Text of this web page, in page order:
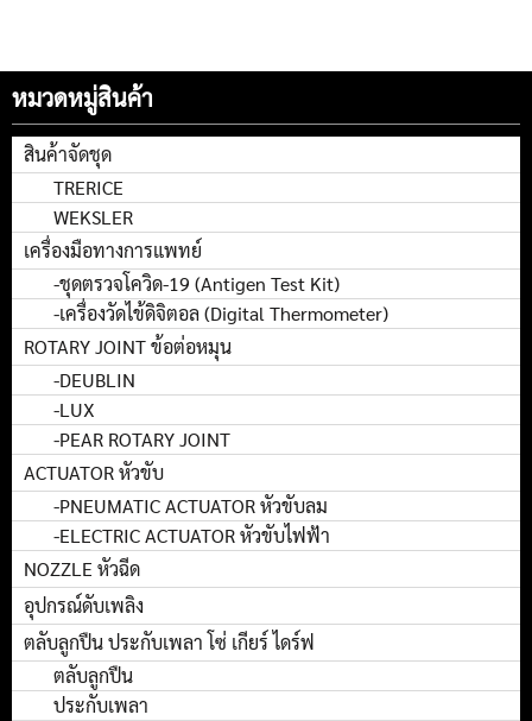
หมวดหมู่สินค้า
สินค้าจัดชุด
TRERICE
WEKSLER
เครื่องมือทางการแพทย์
-ชุดตรวจโควิด-19 (Antigen Test Kit)
-เครื่องวัดไข้ดิจิตอล (Digital Thermometer)
ROTARY JOINT ข้อต่อหมุน
-DEUBLIN
-LUX
-PEAR ROTARY JOINT
ACTUATOR หัวขับ
-PNEUMATIC ACTUATOR หัวขับลม
-ELECTRIC ACTUATOR หัวขับไฟฟ้า
NOZZLE หัวฉีด
อุปกรณ์ดับเพลิง
ตลับลูกปืน ประกับเพลา โซ่ เกียร์ ไดร์ฟ
ตลับลูกปืน
ประกับเพลา